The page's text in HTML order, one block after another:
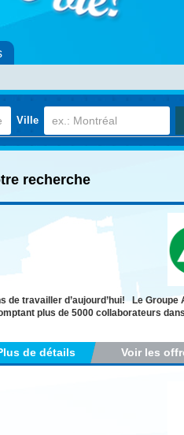
Ville
recherche
travailler d’aujourd’hui! Le Groupe
plus de 5000 collaborateurs
de détails Voir les